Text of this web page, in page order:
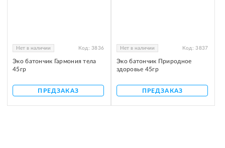
Нет в наличии Код: 3836
Эко батончик Гармония тела
45гр
ПРЕДЗАКАЗ
Нет в наличии Код: 3837
Эко батончик Природное
здоровье 45гр
ПРЕДЗАКАЗ